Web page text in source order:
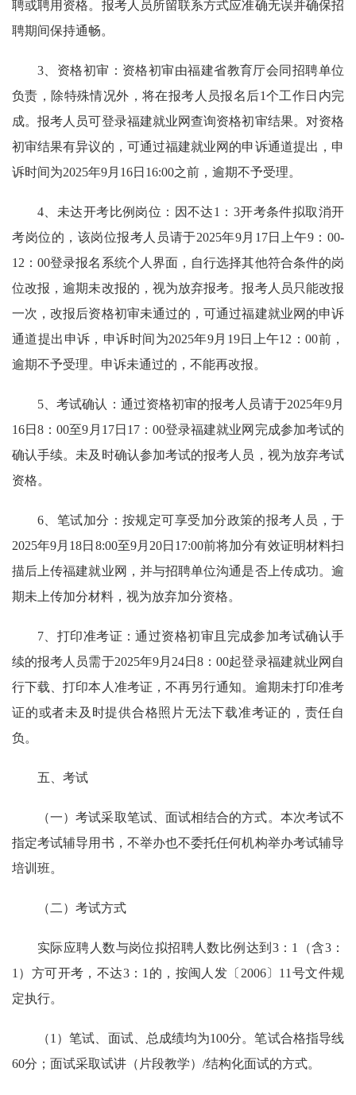
聘或聘用资格。报考人员所留联系方式应准确无误并确保招
聘期间保持通畅。
3、资格初审：资格初审由福建省教育厅会同招聘单位
负责，除特殊情况外，将在报考人员报名后1个工作日内完
成。报考人员可登录福建就业网查询资格初审结果。对资格
初审结果有异议的，可通过福建就业网的申诉通道提出，申
诉时间为2025年9月16日16:00之前，逾期不予受理。
4、未达开考比例岗位：因不达1：3开考条件拟取消开
考岗位的，该岗位报考人员请于2025年9月17日上午9：00-
12：00登录报名系统个人界面，自行选择其他符合条件的岗
位改报，逾期未改报的，视为放弃报考。报考人员只能改报
一次，改报后资格初审未通过的，可通过福建就业网的申诉
通道提出申诉，申诉时间为2025年9月19日上午12：00前，
逾期不予受理。申诉未通过的，不能再改报。
5、考试确认：通过资格初审的报考人员请于2025年9月
16日8：00至9月17日17：00登录福建就业网完成参加考试的
确认手续。未及时确认参加考试的报考人员，视为放弃考试
资格。
6、笔试加分：按规定可享受加分政策的报考人员，于
2025年9月18日8:00至9月20日17:00前将加分有效证明材料扫
描后上传福建就业网，并与招聘单位沟通是否上传成功。逾
期未上传加分材料，视为放弃加分资格。
7、打印准考证：通过资格初审且完成参加考试确认手
续的报考人员需于2025年9月24日8：00起登录福建就业网自
行下载、打印本人准考证，不再另行通知。逾期未打印准考
证的或者未及时提供合格照片无法下载准考证的，责任自
负。
五、考试
（一）考试采取笔试、面试相结合的方式。本次考试不
指定考试辅导用书，不举办也不委托任何机构举办考试辅导
培训班。
（二）考试方式
实际应聘人数与岗位拟招聘人数比例达到3：1（含3：
1）方可开考，不达3：1的，按闽人发〔2006〕11号文件规
定执行。
（1）笔试、面试、总成绩均为100分。笔试合格指导线
60分；面试采取试讲（片段教学）/结构化面试的方式。